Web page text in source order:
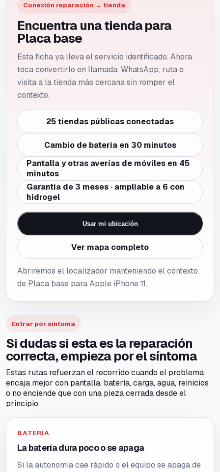
Conexión reparación → tienda
Encuentra una tienda para
Placa base
Esta ficha ya lleva el servicio identificado. Ahora
toca convertirlo en llamada, WhatsApp, ruta o
visita a la tienda más cercana sin romper el
contexto.
25 tiendas públicas conectadas
Cambio de batería en 30 minutos
Pantalla y otras averías de móviles en 45
minutos
Garantía de 3 meses · ampliable a 6 con
hidrogel
Usar mi ubicación
Ver mapa completo
Abriremos el localizador manteniendo el contexto
de Placa base para Apple iPhone 11.
Entrar por síntoma
Si dudas si esta es la reparación
correcta, empieza por el síntoma
Estas rutas refuerzan el recorrido cuando el problema
encaja mejor con pantalla, batería, carga, agua, reinicios
o no enciende que con una pieza cerrada desde el
principio.
BATERÍA
La batería dura poco o se apaga
Si la autonomía cae rápido o el equipo se apaga de